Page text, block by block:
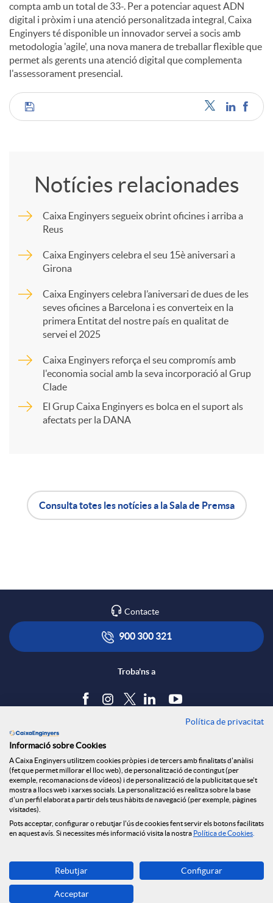
compta amb un total de 33-. Per a potenciar aquest ADN
digital i pròxim i una atenció personalitzada integral, Caixa
Enginyers té disponible un innovador servei a socis amb
metodologia 'agile', una nova manera de treballar flexible que
permet als gerents una atenció digital que complementa
l'assessorament presencial.
C
m
t
r
x
s
S
o
c
i
Notícies relacionades
Caixa Enginyers segueix obrint oficines i arriba a
Reus
Caixa Enginyers celebra el seu 15è aniversari a
Girona
Caixa Enginyers celebra l’aniversari de dues de les
seves oficines a Barcelona i es converteix en la
primera Entitat del nostre país en qualitat de
servei el 2025
Caixa Enginyers reforça el seu compromís amb
l'economia social amb la seva incorporació al Grup
Clade
El Grup Caixa Enginyers es bolca en el suport als
afectats per la DANA
i
c
i
o
n
ó
a
l
a
d
Consulta totes les notícies a la Sala de Premsa
Contacte
900 300 321
Troba'ns a
Política de cookies
Avís legal
Seguretat Online
Canal denúncies
Descarrega-la ara
Banca MOBILE
Política de privacitat
Informació sobre Cookies
A Caixa Enginyers utilitzem cookies pròpies i de tercers amb finalitats d'anàlisi
(fet que permet millorar el lloc web), de personalització de contingut (per
exemple, recomanacions de vídeos) i de personalització de la publicitat que se't
mostra a llocs web i xarxes socials. La personalització es realitza sobre la base
d'un perfil elaborat a partir dels teus hàbits de navegació (per exemple, pàgines
visitades).
Pots acceptar, configurar o rebutjar l'ús de cookies fent servir els botons facilitats
en aquest avís. Si necessites més informació visita la nostra Política de Cookies
Rebutjar Configurar
Acceptar